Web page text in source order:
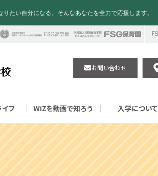
たい自分になる。そんなあなたを全力で応援します。
お問い合わせ
カレッジリーグ
！
職実績No.1！
ャンパスライフも超充実！
ンペ実績
ノベーション実習
フ
学生作品集
WiZを動画で知ろう
Prime カリキュラム
入学について
費
学・短大併修プラン
護者説明会
進学を検討している皆様へ
校生・卒業生の皆様へ